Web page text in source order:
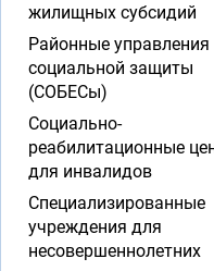
жилищных субсидий
Районные управления
социальной защиты
(СОБЕСы)
Социально-
реабилитационные
для инвалидов
Специализированные
учреждения для
несовершеннолетних